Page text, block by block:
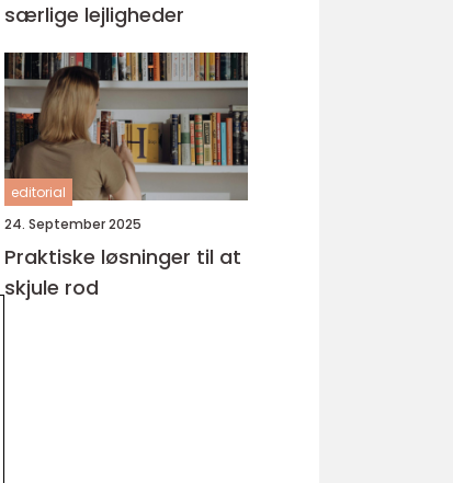
særlige lejligheder
editorial
24. September 2025
Praktiske løsninger til at
skjule rod